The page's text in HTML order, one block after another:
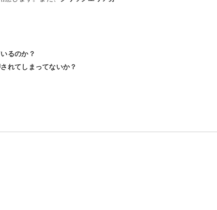
るのか？
れてしまってないか？